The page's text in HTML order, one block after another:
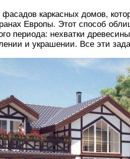
фасадов каркасных домов,
Европы. Этот способ
периода: нехватки
и украшении. Все эти